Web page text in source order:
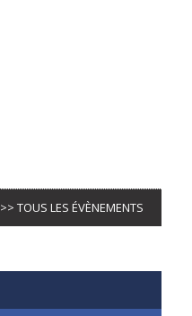
>> TOUS LES ÉVÈNEMENTS